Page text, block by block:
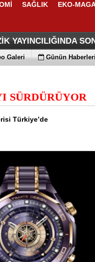
SAĞLIK EKO-
ANKARA'DA
YAYINCILIĞINDA
FITIKTA DA ÖNEMLİ
BİLE
EN UYGUNLAR
YAPTILAR
DAHA!!!
YENİ RENK
Galeri Günün Haberleri
SÜRDÜRÜYOR
Türkiye’de